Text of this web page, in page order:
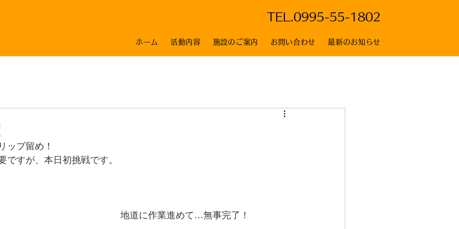
TEL. 0995-55-1802
ホーム 活動内容 施設のご案内 お問い合わせ 最新のお知らせ
ップ留め！
ですが、本日初挑戦です。
地道に作業進めて…無事完了！